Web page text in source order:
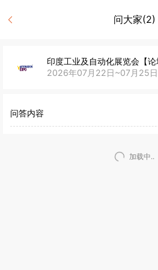
问大家(2)
印度工业及自动化展览会【论
2026年07月22日~07月25日
问答内容
加载中..